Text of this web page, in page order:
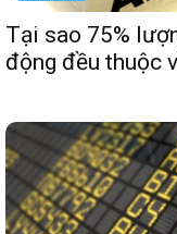
Tại sao 75%
động đều thuộc